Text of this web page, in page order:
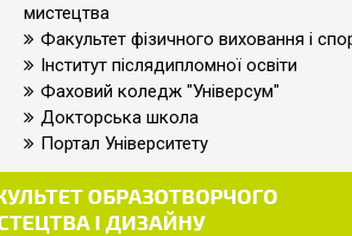
мистецтва
Факультет фізичного виховання і
Інститут післядипломної освіти
Фаховий коледж "Універсум"
Докторська школа
Портал Університету